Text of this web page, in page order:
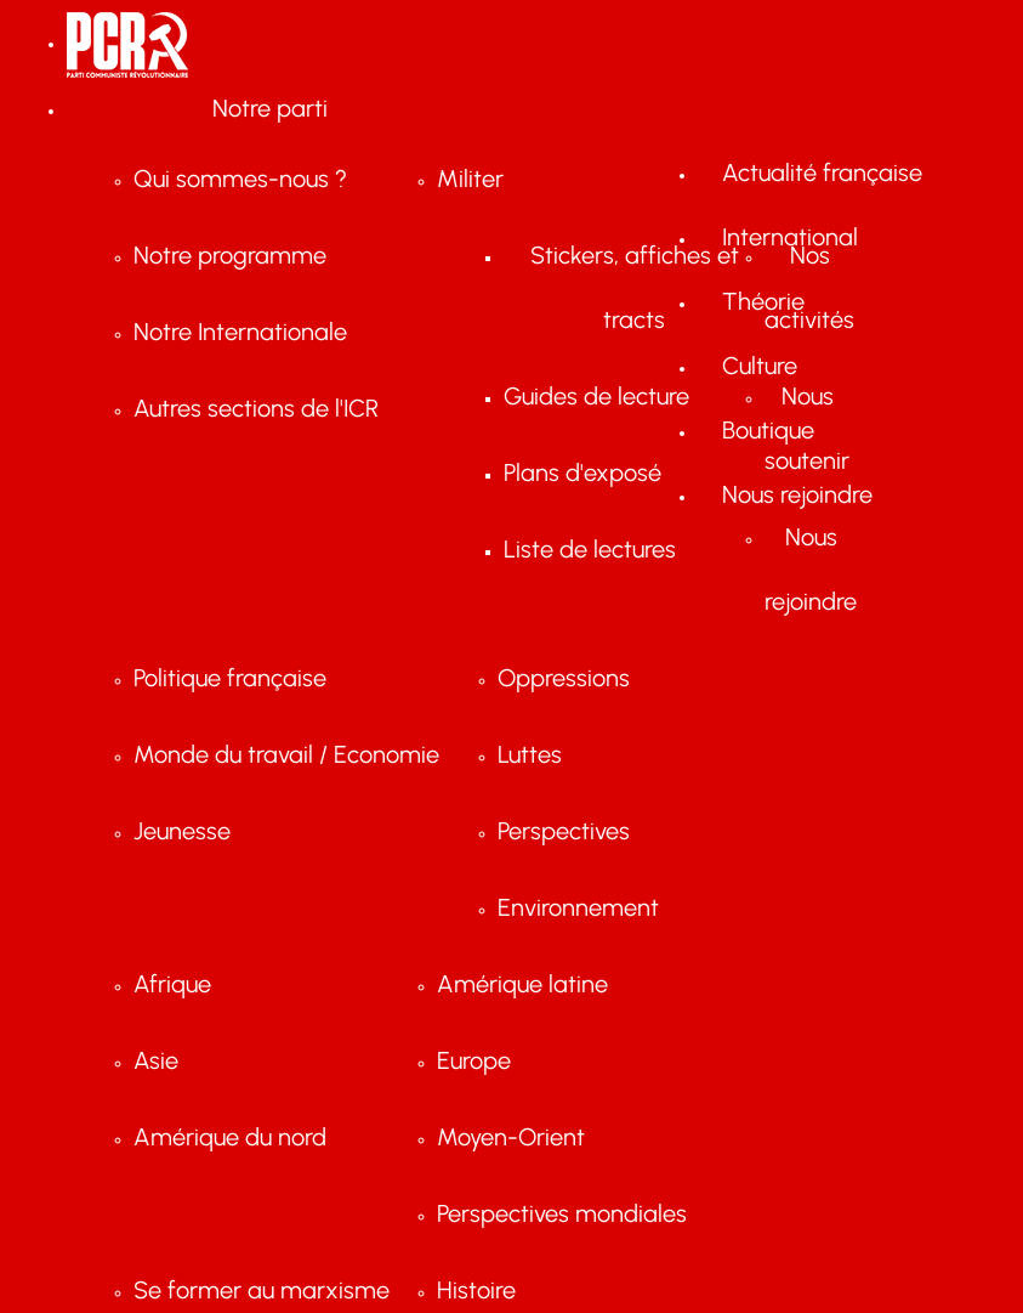
Notre parti
Qui sommes-nous ?
Notre programme
Notre Internationale
Autres sections de l'ICR
Militer
Stickers, affiches et
tracts
Guides de lecture
Plans d'exposé
Liste de lectures
Nos
activités
Nous
soutenir
Nous
rejoindre
Actualité française
Politique française
Monde du travail / Economie
Jeunesse
Oppressions
Luttes
Perspectives
Environnement
International
Afrique
Asie
Amérique du nord
Amérique latine
Europe
Moyen-Orient
Perspectives mondiales
Théorie
Se former au marxisme Histoire
Culture
Boutique
Nous rejoindre